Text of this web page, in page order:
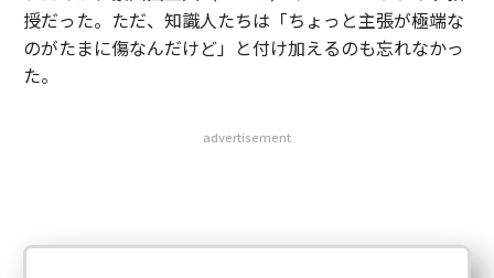
授だった。ただ、知識人たちは「ちょっと主張が極端な
のがたまに傷なんだけど」と付け加えるのも忘れなかっ
た。
advertisement